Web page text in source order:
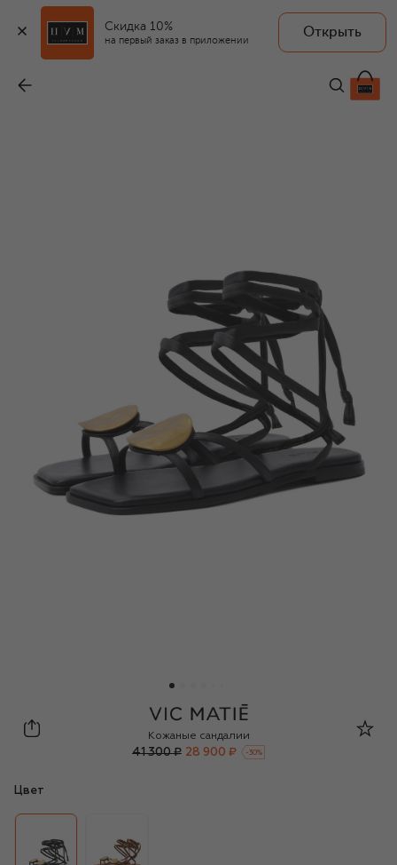
Скидка 10%
на первый заказ в приложении
Открыть
28 900 ₽
Vic Matie
Кожаные сандалии
41 300 ₽ 28 900 ₽ -30%
Цвет